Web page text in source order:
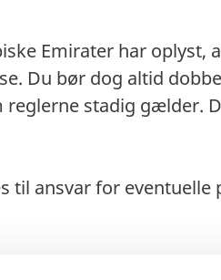
Emirater har
Du bør dog altid
reglerne stadig gælder.
til ansvar for